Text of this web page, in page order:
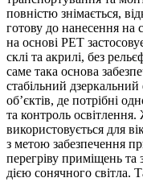
повністю знімається,
готову до нанесення на
на основі PET
склі та акрилі, без
саме така основа
стабільний
об’єктів, де потрібні
та контроль
використовується для
з метою забезпечення
перегріву приміщень та
дією сонячного світла.